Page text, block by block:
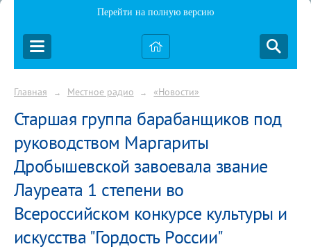
Перейти на полную версию
Главная → Местное радио → «Новости»
Старшая группа барабанщиков под
руководством Маргариты
Дробышевской завоевала звание
Лауреата 1 степени во
Всероссийском конкурсе культуры и
искусства "Гордость России"